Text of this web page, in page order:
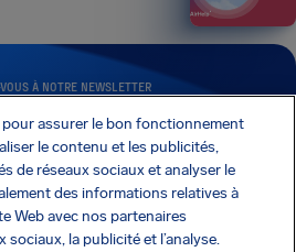
À NOTRE NEWSLETTER
et des conseils directement
boîte e-mail
assurer le bon fonctionnement
le contenu et les publicités,
de réseaux sociaux et analyser le
des informations relatives à
Web avec nos partenaires
sociaux, la publicité et l’analyse.